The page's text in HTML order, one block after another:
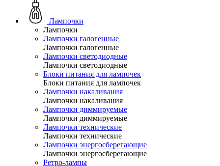
Лампочки
Лампочки
Лампочки галогенные
Лампочки галогенные
Лампочки светодиодные
Лампочки светодиодные
Блоки питания для лампочек
Блоки питания для лампочек
Лампочки накаливания
Лампочки накаливания
Лампочки диммируемые
Лампочки диммируемые
Лампочки технические
Лампочки технические
Лампочки энергосберегающие
Лампочки энергосберегающие
Ретро-лампы